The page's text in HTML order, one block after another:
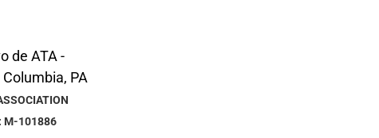
M-101886